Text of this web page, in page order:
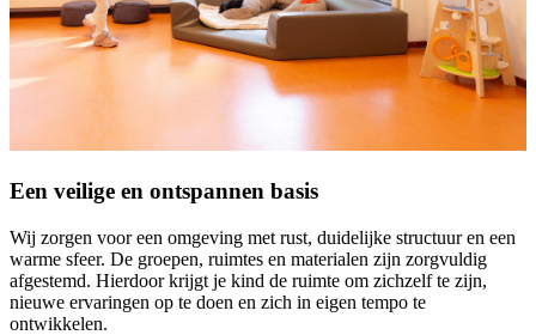
Een veilige en ontspannen basis
Wij zorgen voor een omgeving met rust, duidelijke structuur en een
warme sfeer. De groepen, ruimtes en materialen zijn zorgvuldig
afgestemd. Hierdoor krijgt je kind de ruimte om zichzelf te zijn,
nieuwe ervaringen op te doen en zich in eigen tempo te
ontwikkelen.